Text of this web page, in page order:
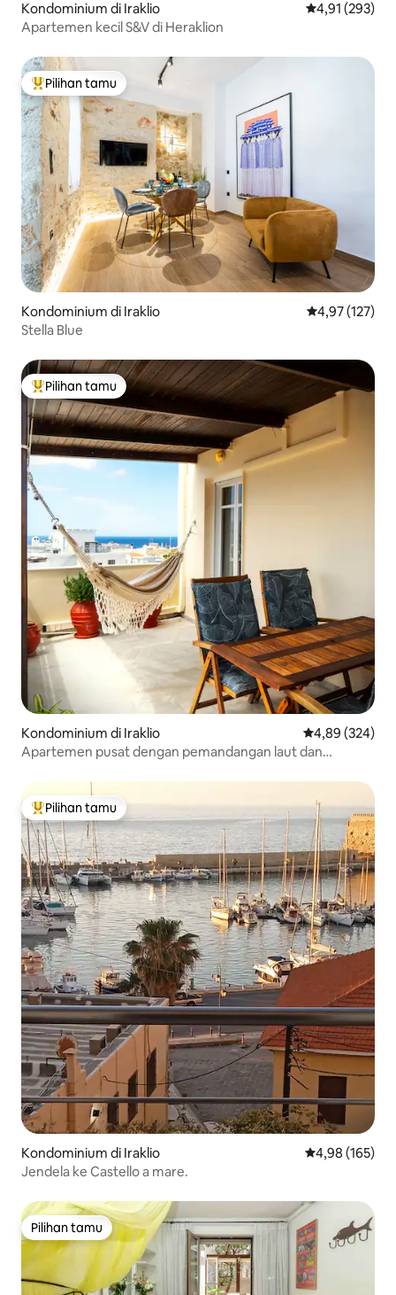
Kondominium di Iraklio Nilai rata-rata
4,91 (293)
Apartemen kecil S&V di Heraklion
Pilihan tamu terpopuler
Pilihan tamu
Kondominium di Iraklio Nilai rata-rata
4,97 (127)
Stella Blue
Pilihan tamu terpopuler
Pilihan tamu
Kondominium di Iraklio Nilai rata-rata
4,89 (324)
Apartemen pusat dengan pemandangan laut dan
Pilihan tamu terpopuler
Pilihan tamu
Kondominium di Iraklio Nilai rata-rata
4,98 (165)
Jendela ke Castello a mare.
Pilihan tamu
Pilihan tamu